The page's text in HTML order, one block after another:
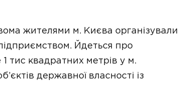
жителями м. Києва організували
Йдеться про
тис квадратних метрів у м.
державної власності із